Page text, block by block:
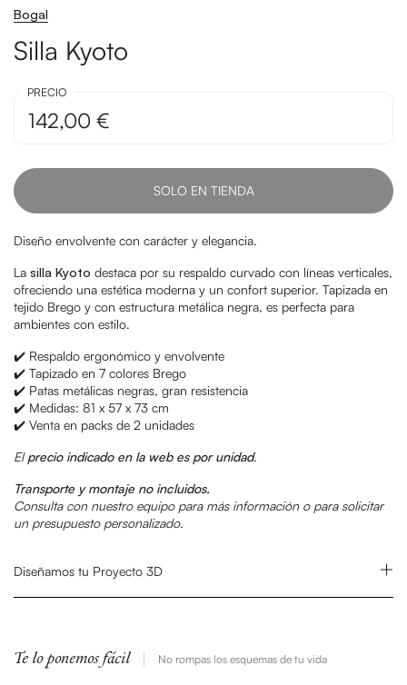
Bogal
Silla Kyoto
PRECIO
142,00 €
SOLO EN TIENDA
Diseño envolvente con carácter y elegancia.
La silla Kyoto destaca por su respaldo curvado con líneas verticales,
ofreciendo una estética moderna y un confort superior. Tapizada en
tejido Brego y con estructura metálica negra, es perfecta para
ambientes con estilo.
✔️ Respaldo ergonómico y envolvente
✔️ Tapizado en 7 colores Brego
✔️ Patas metálicas negras, gran resistencia
✔️ Medidas: 81 x 57 x 73 cm
✔️ Venta en packs de 2 unidades
Elprecio indicado en la web es por unidad.
Transporte y montaje no incluidos.
Consulta con nuestro equipo para más información o para solicitar
un presupuesto personalizado.
Diseñamos tu Proyecto 3D
Te lo ponemos fácil No rompas los esquemas de tu vida